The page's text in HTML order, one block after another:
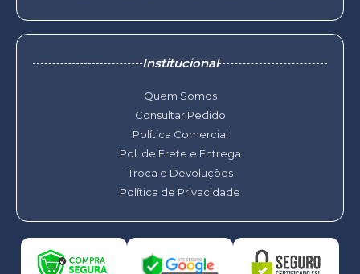
Institucional
Quem Somos
Consultar Pedido
Política Comercial
Pol. de Frete e Entrega
Troca e Devoluções
Política de Privacidade